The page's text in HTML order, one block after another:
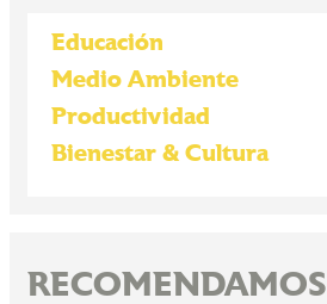
Educación
Medio Ambiente
Productividad
Bienestar & Cultura
RECOMENDAMOS